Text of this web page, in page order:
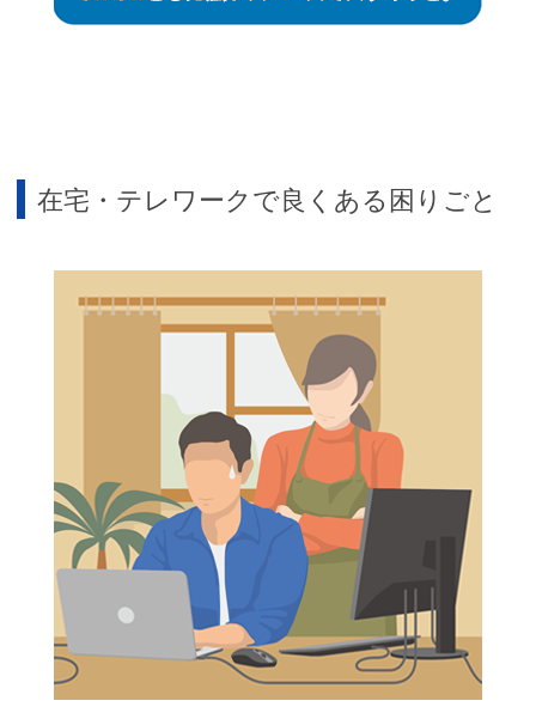
在宅・テレワークで良くある困りごと